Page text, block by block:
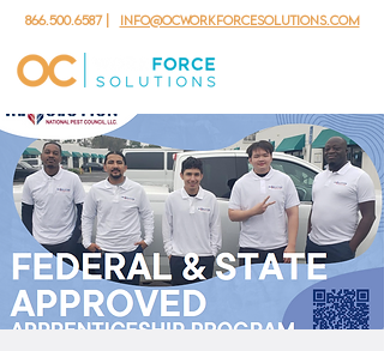
866.500.6587| info@ocworkforcesolutions.com